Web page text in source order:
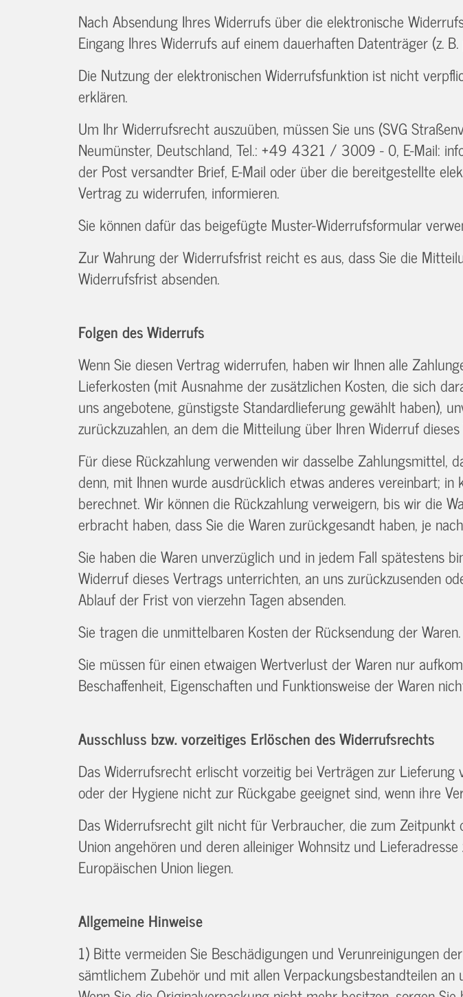
Nach Absendung Ihres Widerrufs über die elektronische
Eingang Ihres Widerrufs auf einem dauerhaften Datenträger (z. B.
Die Nutzung der elektronischen Widerrufsfunktion ist nicht
erklären.
Um Ihr Widerrufsrecht auszuüben, müssen Sie uns (SVG
Neumünster, Deutschland, Tel.: +49 4321 / 3009 - 0, E-Mail:
der Post versandter Brief, E-Mail oder über die bereitgestellte
Vertrag zu widerrufen, informieren.
Sie können dafür das beigefügte Muster-Widerrufsformular
Zur Wahrung der Widerrufsfrist reicht es aus, dass Sie die
Widerrufsfrist absenden.
Folgen des Widerrufs
Wenn Sie diesen Vertrag widerrufen, haben wir Ihnen alle
Lieferkosten (mit Ausnahme der zusätzlichen Kosten, die sich
uns angebotene, günstigste Standardlieferung gewählt haben),
zurückzuzahlen, an dem die Mitteilung über Ihren Widerruf
Für diese Rückzahlung verwenden wir dasselbe Zahlungsmittel,
denn, mit Ihnen wurde ausdrücklich etwas anderes vereinbart;
berechnet. Wir können die Rückzahlung verweigern, bis wir die
erbracht haben, dass Sie die Waren zurückgesandt haben, je
Sie haben die Waren unverzüglich und in jedem Fall spätestens
Widerruf dieses Vertrags unterrichten, an uns zurückzusenden
Ablauf der Frist von vierzehn Tagen absenden.
Sie tragen die unmittelbaren Kosten der Rücksendung der Waren.
Sie müssen für einen etwaigen Wertverlust der Waren nur
Beschaffenheit, Eigenschaften und Funktionsweise der Waren
Ausschluss bzw. vorzeitiges Erlöschen des Widerrufsrechts
Das Widerrufsrecht erlischt vorzeitig bei Verträgen zur
oder der Hygiene nicht zur Rückgabe geeignet sind, wenn ihre
Das Widerrufsrecht gilt nicht für Verbraucher, die zum
Union angehören und deren alleiniger Wohnsitz und
Europäischen Union liegen.
Allgemeine Hinweise
1) Bitte vermeiden Sie Beschädigungen und Verunreinigungen
sämtlichem Zubehör und mit allen Verpackungsbestandteilen